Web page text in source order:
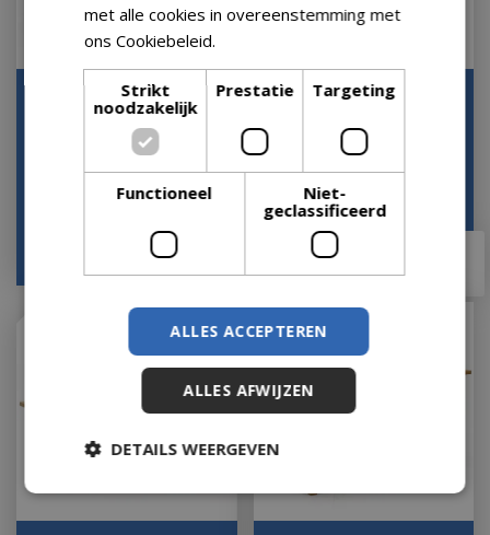
Tuintafel Veltis
180x90cm
Let op: bijna uitverkocht!
Tuintafel Cento
00
699,99
Let op: bijna uitverkocht!
met alle cookies in overeenstemming met
ons Cookiebeleid.
Strikt
noodzakelijk
Prestatie Targeting
Functioneel
Niet-
geclassificeerd
ALLES ACCEPTEREN
ALLES AFWIJZEN
DETAILS WEERGEVEN